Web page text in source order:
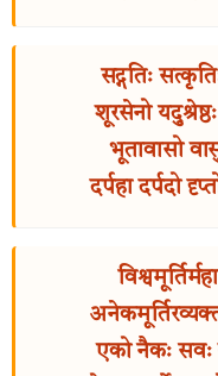
सद्गतिः
शूरसेनो
भूतावासो
दर्पहा दर्पदो
एको नैकः सवः